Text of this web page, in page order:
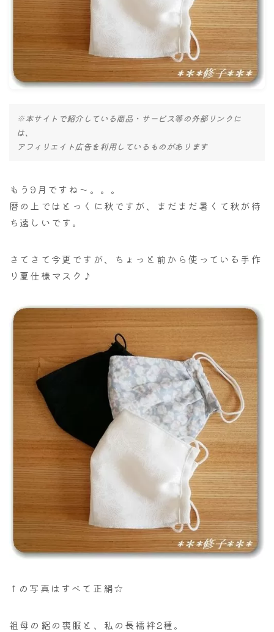
※本サイトで紹介している商品・サービス等の外部リンクに
は、
アフィリエイト広告を利用しているものがあります
もう9月ですね～。。。
暦の上ではとっくに秋ですが、まだまだ暑くて秋が待
ち遠しいです。
さてさて今更ですが、ちょっと前から使っている手作
り夏仕様マスク♪
↑の写真はすべて正絹☆
祖母の絽の喪服と、私の長襦袢2種。